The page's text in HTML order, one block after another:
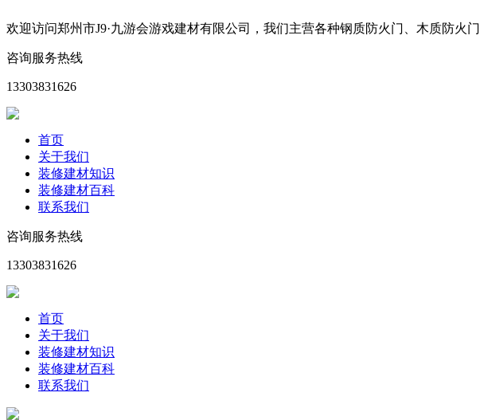
欢迎访问郑州市J9·九游会游戏建材有限公司，我们主营各种钢质防火门、木质防
咨询服务热线
13303831626
首页
关于我们
装修建材知识
装修建材百科
联系我们
咨询服务热线
13303831626
首页
关于我们
装修建材知识
装修建材百科
联系我们